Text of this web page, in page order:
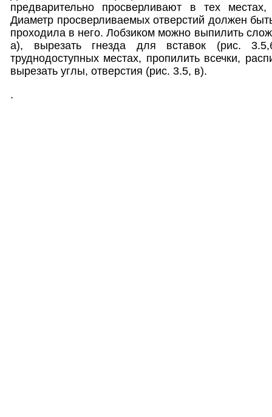
предварительно просверливают в тех
Диаметр просверливаемых отверстий должен
проходила в него. Лобзиком можно выпилить
а), вырезать гнезда для вставок (рис.
труднодоступных местах, пропилить всечки,
вырезать углы, отверстия (рис. 3.5, в).
.